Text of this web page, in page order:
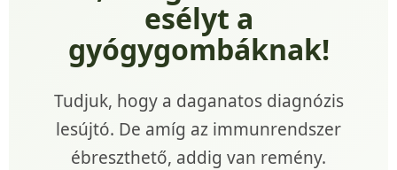
esélyt a
gyógygombáknak!
Tudjuk, hogy a daganatos diagnózis
lesújtó. De amíg az immunrendszer
ébreszthető, addig van remény.